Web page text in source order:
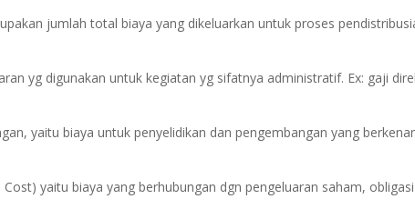
jumlah total biaya yang dikeluarkan untuk proses
yg digunakan untuk kegiatan yg sifatnya administratif. Ex: gaji
yaitu biaya untuk penyelidikan dan pengembangan yang
Cost) yaitu biaya yang berhubungan dgn pengeluaran saham,